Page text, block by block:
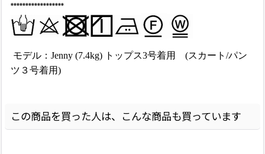
******************
モデル：Jenny (7.4kg) トップス3号着用 (スカート/パン
ツ３号着用)
この商品を買った人は、こんな商品も買っています